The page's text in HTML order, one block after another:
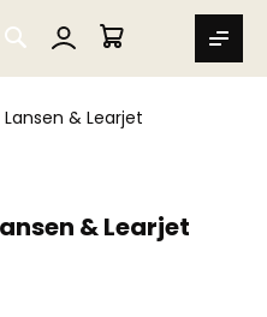
SEARCH
MIN VARUKORG
& Learjet
& Learjet